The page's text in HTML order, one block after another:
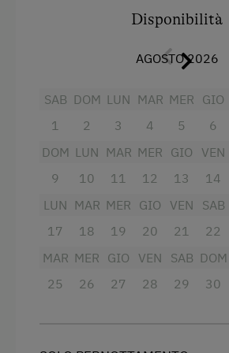
soggiorno da una porta
Aspiratore Caffettiera Bollitore
Radio gratuito W-Lan 1 bagno
doccia e vasca ad angolo 1
sul balcone Balcone e terrazza
vista sul magnifico mondo alpino
Servizi
Fornello elettrico a quattro
Radio
Disponibilità
AGOSTO 2026
SAB
1
DOM
2
LUN
3
MAR
4
MER
5
GIO
6
DOM
9
LUN
10
MAR
11
MER
12
GIO
13
VEN
14
LUN
17
MAR
18
MER
19
GIO
20
VEN
21
SAB
22
MAR
25
MER
26
GIO
27
VEN
28
SAB
29
DOM
30